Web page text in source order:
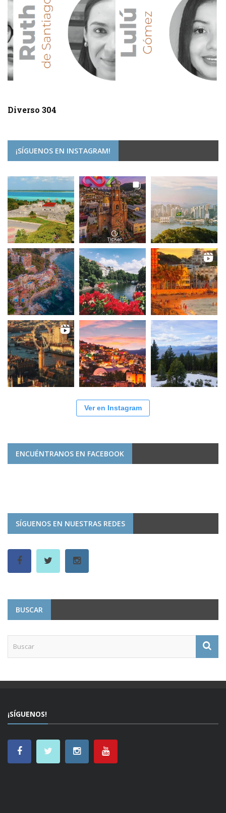
Diverso 304
¡SÍGUENOS EN INSTAGRAM!
Ver en Instagram
ENCUÉNTRANOS EN FACEBOOK
SÍGUENOS EN NUESTRAS REDES
BUSCAR
¡SÍGUENOS!